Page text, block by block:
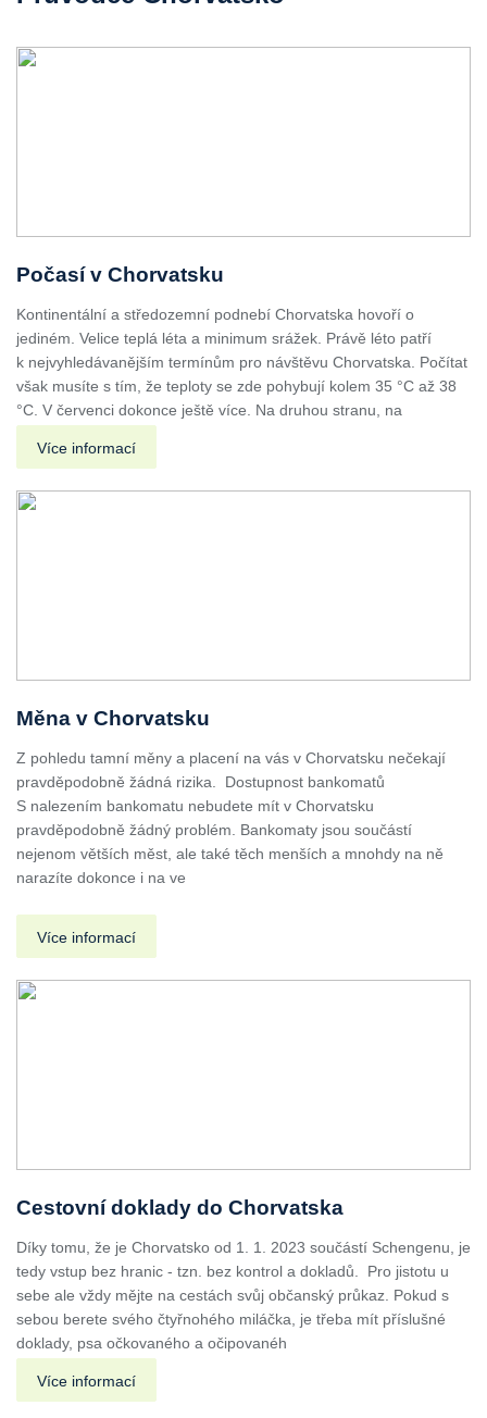
Počasí v Chorvatsku
Kontinentální a středozemní podnebí Chorvatska hovoří o
jediném. Velice teplá léta a minimum srážek. Právě léto patří
k nejvyhledávanějším termínům pro návštěvu Chorvatska. Počítat
však musíte s tím, že teploty se zde pohybují kolem 35 °C až 38
°C. V červenci dokonce ještě více. Na druhou stranu, na
Více informací
Měna v Chorvatsku
Z pohledu tamní měny a placení na vás v Chorvatsku nečekají
pravděpodobně žádná rizika. Dostupnost bankomatů
S nalezením bankomatu nebudete mít v Chorvatsku
pravděpodobně žádný problém. Bankomaty jsou součástí
nejenom větších měst, ale také těch menších a mnohdy na ně
narazíte dokonce i na ve
Více informací
Cestovní doklady do Chorvatska
Díky tomu, že je Chorvatsko od 1. 1. 2023 součástí Schengenu, je
tedy vstup bez hranic - tzn. bez kontrol a dokladů. Pro jistotu u
sebe ale vždy mějte na cestách svůj občanský průkaz. Pokud s
sebou berete svého čtyřnohého miláčka, je třeba mít příslušné
doklady, psa očkovaného a očipovanéh
Více informací